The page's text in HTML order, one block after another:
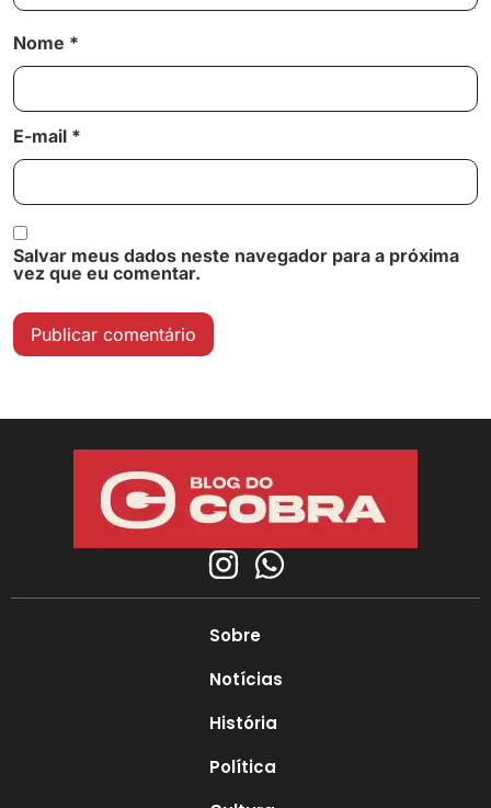
Nome *
E-mail *
Salvar meus dados neste navegador para a próxima
vez que eu comentar.
Sobre
Notícias
História
Política